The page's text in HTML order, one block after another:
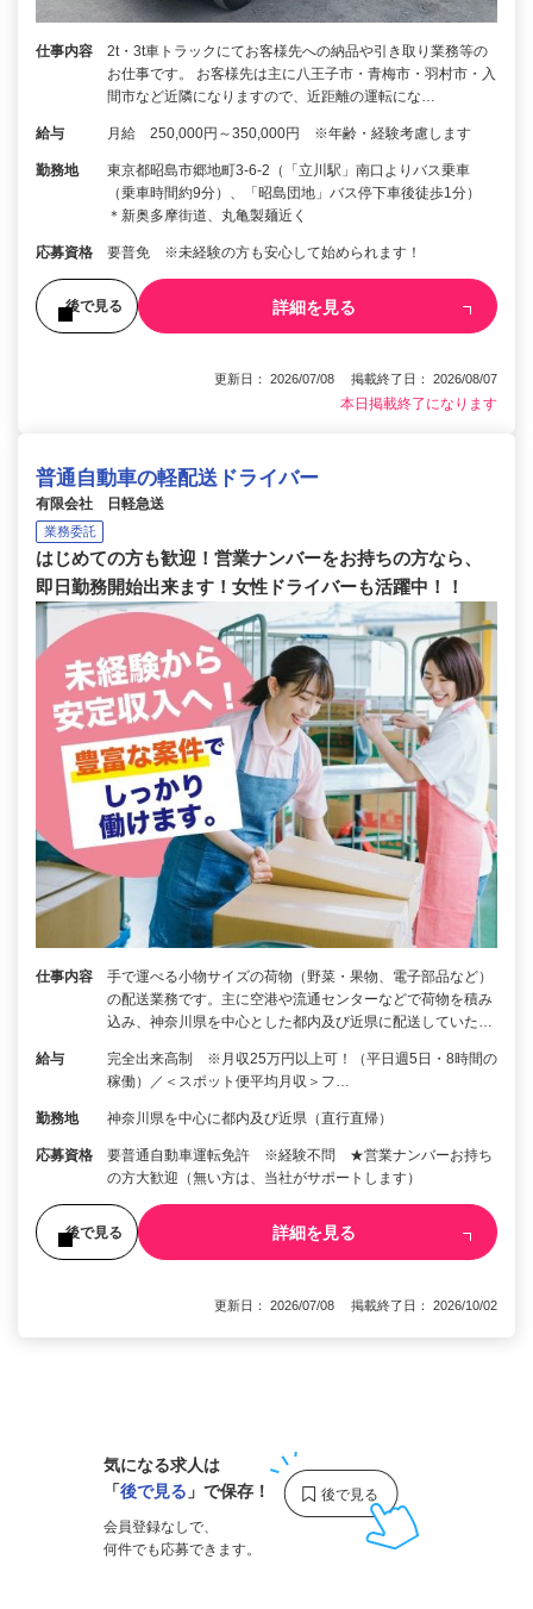
仕事内容
2t・3t車トラックにてお客様先への納品や引き取り業務等の
お仕事です。 お客様先は主に八王子市・青梅市・羽村市・入
間市など近隣になりますので、近距離の運転にな…
給与 月給 250,000円～350,000円 ※年齢・経験考慮します
勤務地
東京都昭島市郷地町3-6-2（「立川駅」南口よりバス乗車
（乗車時間約9分）、「昭島団地」バス停下車後徒歩1分）
＊新奥多摩街道、丸亀製麺近く
応募資格 要普免 ※未経験の方も安心して始められます！
後で見る 詳細を見る
更新日： 2026/07/08 掲載終了日： 2026/08/07
本日掲載終了になります
普通自動車の軽配送ドライバー
有限会社 日軽急送
業務委託
はじめての方も歓迎！営業ナンバーをお持ちの方なら、
即日勤務開始出来ます！女性ドライバーも活躍中！！
仕事内容
手で運べる小物サイズの荷物（野菜・果物、電子部品など）
の配送業務です。主に空港や流通センターなどで荷物を積み
込み、神奈川県を中心とした都内及び近県に配送していた…
給与
完全出来高制 ※月収25万円以上可！（平日週5日・8時間の
稼働）／＜スポット便平均月収＞フ…
勤務地 神奈川県を中心に都内及び近県（直行直帰）
応募資格
要普通自動車運転免許 ※経験不問 ★営業ナンバーお持ち
の方大歓迎（無い方は、当社がサポートします）
後で見る 詳細を見る
更新日： 2026/07/08 掲載終了日： 2026/10/02
気になる求人は
「後で見る 」で保存！
会員登録なしで、
何件でも応募できます。